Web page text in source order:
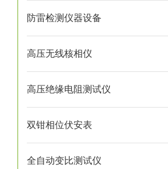
防雷检测仪器设备
高压无线核相仪
高压绝缘电阻测试仪
双钳相位伏安表
全自动变比测试仪